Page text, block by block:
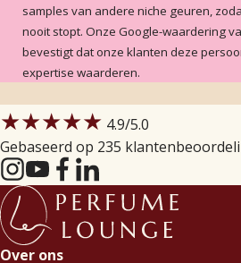
teint de neige edt
Erg leuke geur, blijt lang
Ildiko Gyergyai-2018-04-27
Long Lasting Perfume
Toen ik een aantal jaar
sample van deze geur rook
samen met mijn dochter
verkocht. Wij vinden het
Queen of Perfume mede
bijzondere geur die lang
ook al is de draagster al lang
Lees meer
H.Stam - 2018-03-18
samples van andere niche geuren,
nooit stopt. Onze Google-waardering
bevestigt dat onze klanten deze
expertise waarderen.
★★★★★ 4.9/5.0
Gebaseerd op 235
Over ons